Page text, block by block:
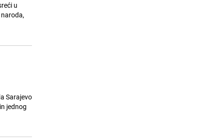
u
Sarajevo
jednog